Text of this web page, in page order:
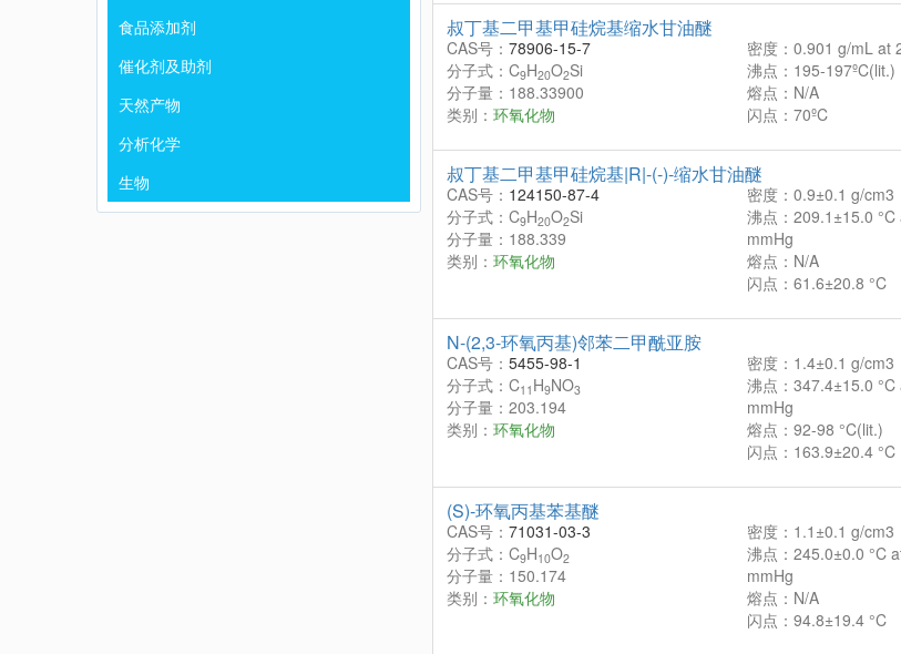
食品添加剂
催化剂及助剂
天然产物
分析化学
生物
叔丁基二甲基甲硅烷基缩水甘油醚
CAS号： 78906-15-7
分子式：C9H20O2Si
分子量：188.33900
类别： 环氧化物
密度：0.901 g/mL at
沸点：195-197ºC(lit.)
熔点：N/A
闪点：70ºC
叔丁基二甲基甲硅烷基|R|-(-)-缩水甘油醚
CAS号： 124150-87-4
分子式：C9H20O2Si
分子量：188.339
类别： 环氧化物
密度：0.9±0.1 g/cm3
沸点：209.1±15.0 °C
mmHg
熔点：N/A
闪点：61.6±20.8 °C
N-(2,3-环氧丙基)邻苯二甲酰亚胺
CAS号： 5455-98-1
分子式：C11 H9NO3
分子量：203.194
类别： 环氧化物
密度：1.4±0.1 g/cm3
沸点：347.4±15.0 °C
mmHg
熔点：92-98 °C(lit.)
闪点：163.9±20.4 °C
(S)-环氧丙基苯基醚
CAS号： 71031-03-3
分子式：C9H10O2
分子量：150.174
类别： 环氧化物
密度：1.1±0.1 g/cm3
沸点：245.0±0.0 °C
mmHg
熔点：N/A
闪点：94.8±19.4 °C